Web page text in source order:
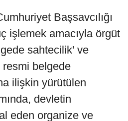
Başsavcılığı
işlemek amacıyla örgüt
sahtecilik' ve
belgede
ilişkin yürütülen
devletin
eden organize ve